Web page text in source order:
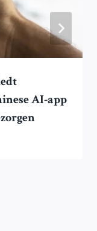
AI-app